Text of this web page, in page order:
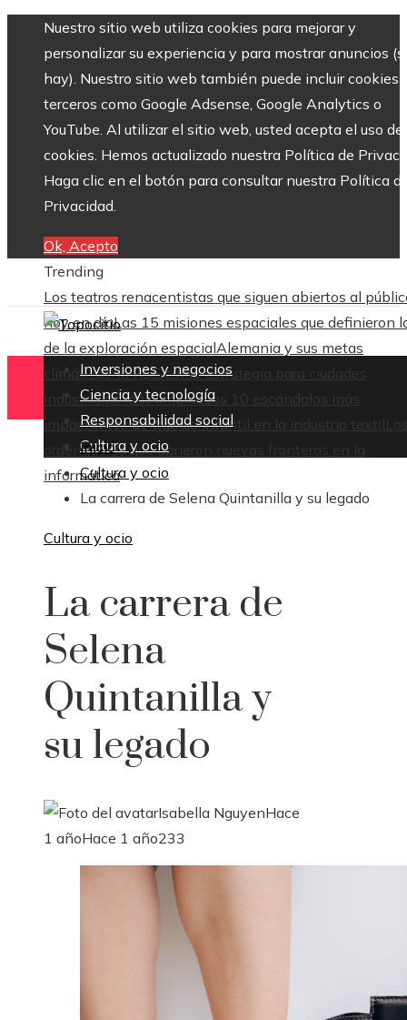
Nuestro sitio web utiliza cookies para mejorar y
personalizar su experiencia y para mostrar anuncios
hay). Nuestro sitio web también puede incluir cookies
terceros como Google Adsense, Google Analytics o
YouTube. Al utilizar el sitio web, usted acepta el uso de
cookies. Hemos actualizado nuestra Política de
Haga clic en el botón para consultar nuestra Política
Privacidad.
Ok, Acepto
Trending
Los teatros renacentistas que siguen abiertos al
hoy en díaLas 15 misiones espaciales que definieron
de la exploración espacialAlemania y sus metas
climáticas: la RSE como estrategia para ciudades
industriales más limpiasLos 10 escándalos más
impactantes de trabajo infantil en la industria textil
ordenadores que abrieron nuevas fronteras en la
informática
Inversiones y negocios
Ciencia y tecnología
Responsabilidad social
Cultura y ocio
Inicio
Cultura y ocio
La carrera de Selena Quintanilla y su legado
Cultura y ocio
La carrera de
Selena
Quintanilla y
su legado
Isabella NguyenHace
1 añoHace 1 año233